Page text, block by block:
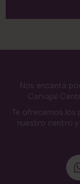
Nos encanta
Carvajal
Te ofrecemos los
nuestro centro y